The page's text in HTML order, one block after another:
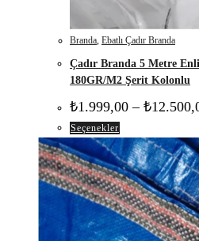
Branda Ebatlı Çadır Branda
Çadır Branda 5 Metre
180GR/M2 Şerit Kolonlu
₺1.999,00 – ₺
Seçenekler
ürünün
birden
fazla
varyasyonu
var.